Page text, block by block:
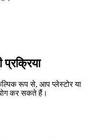
प्रक्रिया
रूप से, आप प्लेस्टोर या
कर सकते हैं।